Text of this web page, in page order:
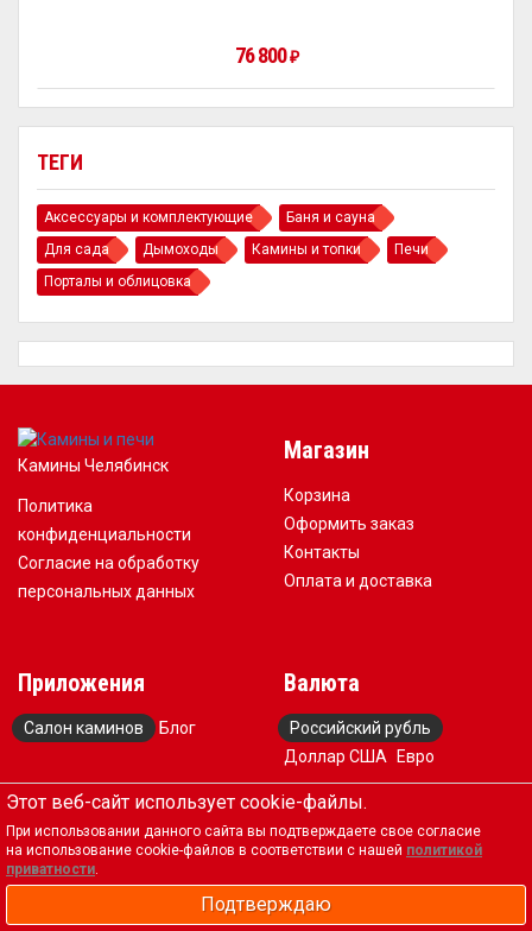
ТЕГИ
Аксессуары и комплектующие
Баня и сауна
Для сада
Дымоходы Камины и топки
Печи
Порталы и облицовка
76 800₽
Камины Челябинск
Политика
конфиденциальности
Согласие на обработку
персональных данных
Магазин
Корзина
Оформить заказ
Контакты
Оплата и доставка
Приложения
Салон каминов Блог
Валюта
Российский рубль
Доллар США
Евро
Обратная связь
+7 (917) 578-88-83
Этот веб-сайт использует cookie-файлы.
При использовании данного сайта вы подтверждаете свое согласие
на использование cookie-файлов в соответствии с нашей политикой
приватности.
Подтверждаю